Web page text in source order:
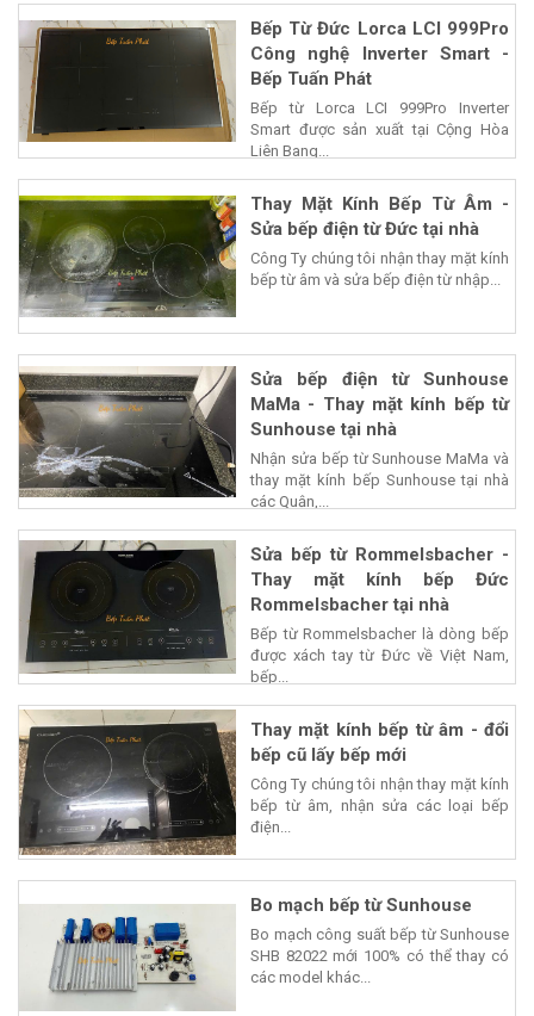
Bếp Từ Đức Lorca LCI 999Pro
Công nghệ Inverter Smart -
Bếp Tuấn Phát
Bếp từ Lorca LCI 999Pro Inverter
Smart được sản xuất tại Cộng Hòa
Liên Bang...
Thay Mặt Kính Bếp Từ Âm -
Sửa bếp điện từ Đức tại nhà
Công Ty chúng tôi nhận thay mặt kính
bếp từ âm và sửa bếp điện từ nhập...
Sửa bếp điện từ Sunhouse
MaMa - Thay mặt kính bếp từ
Sunhouse tại nhà
Nhận sửa bếp từ Sunhouse MaMa và
thay mặt kính bếp Sunhouse tại nhà
các Quận,...
Sửa bếp từ Rommelsbacher -
Thay mặt kính bếp Đức
Rommelsbacher tại nhà
Bếp từ Rommelsbacher là dòng bếp
được xách tay từ Đức về Việt Nam,
bếp...
Thay mặt kính bếp từ âm - đổi
bếp cũ lấy bếp mới
Công Ty chúng tôi nhận thay mặt kính
bếp từ âm, nhận sửa các loại bếp
điện...
Bo mạch bếp từ Sunhouse
Bo mạch công suất bếp từ Sunhouse
SHB 82022 mới 100% có thể thay có
các model khác...